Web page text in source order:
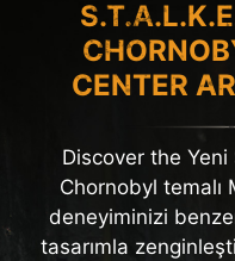
CENTER
Discover the
Chornobyl temalı
deneyiminizi
tasarımla